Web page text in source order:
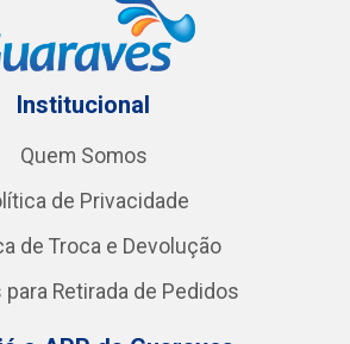
Institucional
Quem Somos
de Privacidade
de Troca e Devolução
para Retirada de Pedidos